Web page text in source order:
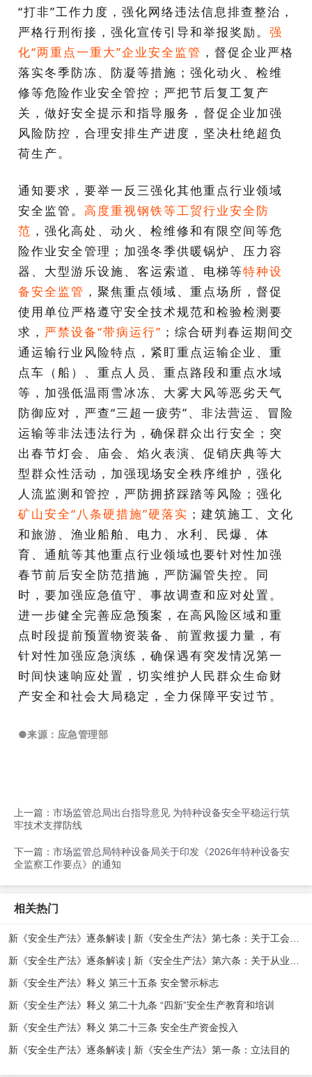
“打非”工作力度，强化网络违法信息排查整治，
严格行刑衔接，强化宣传引导和举报奖励。 强
化“两重点一重大”企业安全监管 ，督促企业严格
落实冬季防冻、防凝等措施；强化动火、检维
修等危险作业安全管控；严把节后复工复产
关，做好安全提示和指导服务，督促企业加强
风险防控，合理安排生产进度，坚决杜绝超负
荷生产。
通知要求，要举一反三强化其他重点行业领域
安全监管。 高度重视钢铁等工贸行业安全防
范 ，强化高处、动火、检维修和有限空间等危
险作业安全管理；加强冬季供暖锅炉、压力容
器、大型游乐设施、客运索道、电梯等特种设
备安全监管 ，聚焦重点领域、重点场所，督促
使用单位严格遵守安全技术规范和检验检测要
求， 严禁设备“带病运行” ；综合研判春运期间交
通运输行业风险特点，紧盯重点运输企业、重
点车（船）、重点人员、重点路段和重点水域
等，加强低温雨雪冰冻、大雾大风等恶劣天气
防御应对，严查“三超一疲劳”、非法营运、冒险
运输等非法违法行为，确保群众出行安全；突
出春节灯会、庙会、焰火表演、促销庆典等大
型群众性活动，加强现场安全秩序维护，强化
人流监测和管控，严防拥挤踩踏等风险；强化
矿山安全“八条硬措施”硬落实 ；建筑施工、文化
和旅游、渔业船舶、电力、水利、民爆、体
育、通航等其他重点行业领域也要针对性加强
春节前后安全防范措施，严防漏管失控。同
时，要加强应急值守、事故调查和应对处置。
进一步健全完善应急预案，在高风险区域和重
点时段提前预置物资装备、前置救援力量，有
针对性加强应急演练，确保遇有突发情况第一
时间快速响应处置，切实维护人民群众生命财
产安全和社会大局稳定，全力保障平安过节。
●来源：应急管理部
上一篇： 市场监管总局出台指导意见 为特种设备安全平稳运行筑
牢技术支撑防线
下一篇： 市场监管总局特种设备局关于印发《2026年特种设备安
全监察工作要点》的通知
相关热门
新《安全生产法》释义 第三十五条 安全警示标志
新《安全生产法》释义 第二十九条 “四新”安全生产教育和培训
新《安全生产法》释义 第二十三条 安全生产资金投入
新《安全生产法》逐条解读 | 新《安全生产法》第一条：立法目的